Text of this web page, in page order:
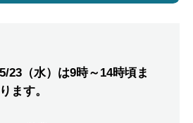
23（水）は9時～14時頃ま
ます。